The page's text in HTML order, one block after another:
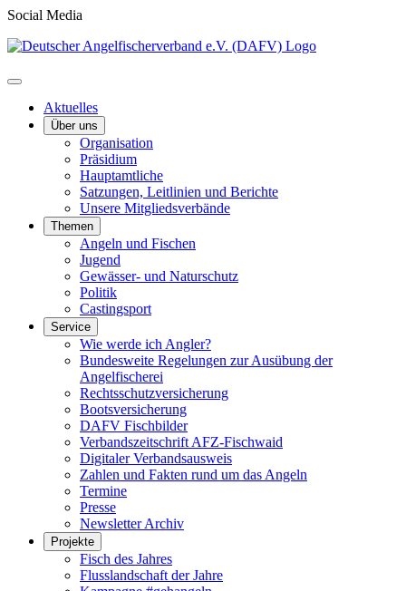
Social Media
Aktuelles
Über uns
Organisation
Präsidium
Hauptamtliche
Satzungen, Leitlinien und Berichte
Unsere Mitgliedsverbände
Themen
Angeln und Fischen
Jugend
Gewässer- und Naturschutz
Politik
Castingsport
Service
Wie werde ich Angler?
Bundesweite Regelungen zur Ausübung der
Angelfischerei
Rechtsschutzversicherung
Bootsversicherung
DAFV Fischbilder
Verbandszeitschrift AFZ-Fischwaid
Digitaler Verbandsausweis
Zahlen und Fakten rund um das Angeln
Termine
Presse
Newsletter Archiv
Projekte
Fisch des Jahres
Flusslandschaft der Jahre